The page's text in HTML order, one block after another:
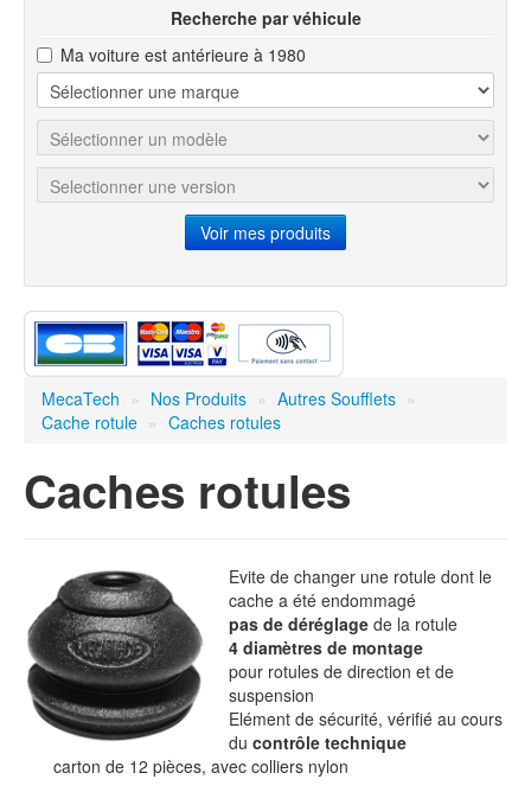
Essuie-
Glaces
Ampoules
Diesel
Fournitures
d'Atelier
Kits de
Recherche par véhicule
Ma voiture est antérieure à 1980
Voir mes produits
MecaTech » Nos Produits » Autres Soufflets »
Cache rotule » Caches rotules
Caches rotules
Evite de changer une rotule dont le
cache a été endommagé
pas de déréglage de la rotule
4 diamètres de montage
pour rotules de direction et de
suspension
Elément de sécurité, vérifié au cours
du contrôle technique
carton de 12 pièces, avec colliers nylon